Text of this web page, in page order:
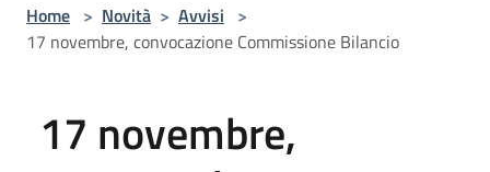
Home > Novità > Avvisi >
17 novembre, convocazione Commissione Bilancio
17 novembre,